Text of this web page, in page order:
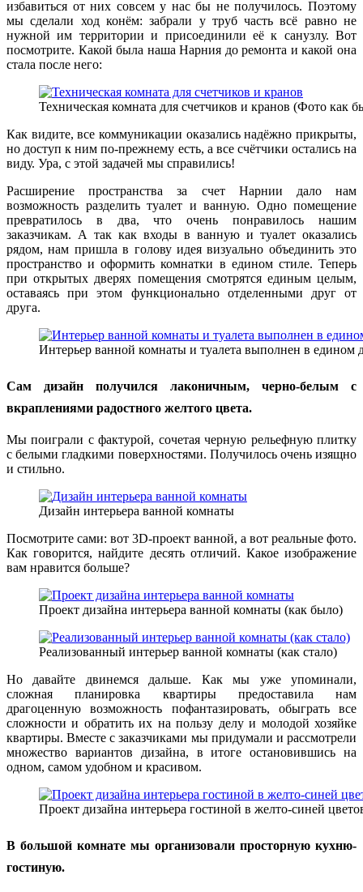
избавиться от них совсем у нас бы не получилось. Поэтому
мы сделали ход конём: забрали у труб часть всё равно не
нужной им территории и присоединили её к санузлу. Вот
посмотрите. Какой была наша Нарния до ремонта и какой она
стала после него:
Техническая комната для счетчиков и кранов (Фото как
Как видите, все коммуникации оказались надёжно прикрыты,
но доступ к ним по-прежнему есть, а все счётчики остались на
виду. Ура, с этой задачей мы справились!
Расширение пространства за счет Нарнии дало нам
возможность разделить туалет и ванную. Одно помещение
превратилось в два, что очень понравилось нашим
заказчикам. А так как входы в ванную и туалет оказались
рядом, нам пришла в голову идея визуально объединить это
пространство и оформить комнатки в едином стиле. Теперь
при открытых дверях помещения смотрятся единым целым,
оставаясь при этом функционально отделенными друг от
друга.
Интерьер ванной комнаты и туалета выполнен в едином
Сам дизайн получился лаконичным, черно-белым с
вкраплениями радостного желтого цвета.
Мы поиграли с фактурой, сочетая черную рельефную плитку
с белыми гладкими поверхностями. Получилось очень изящно
и стильно.
Дизайн интерьера ванной комнаты
Посмотрите сами: вот 3D-проект ванной, а вот реальные фото.
Как говорится, найдите десять отличий. Какое изображение
вам нравится больше?
Проект дизайна интерьера ванной комнаты (как было)
Реализованный интерьер ванной комнаты (как стало)
Но давайте двинемся дальше. Как мы уже упоминали,
сложная планировка квартиры предоставила нам
драгоценную возможность пофантазировать, обыграть все
сложности и обратить их на пользу делу и молодой хозяйке
квартиры. Вместе с заказчиками мы придумали и рассмотрели
множество вариантов дизайна, в итоге остановившись на
одном, самом удобном и красивом.
Проект дизайна интерьера гостиной в желто-синей
В большой комнате мы организовали просторную кухню-
гостиную.